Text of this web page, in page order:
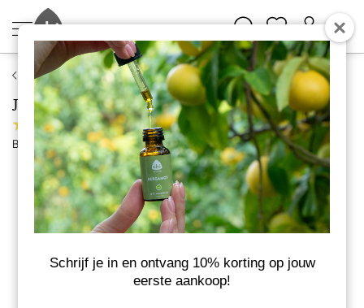
Selfcare
Jojoba plant olie
19 reviews
Bekijk meer van Chi Natural Life
Schrijf je in en ontvang 10% korting op jouw
eerste aankoop!